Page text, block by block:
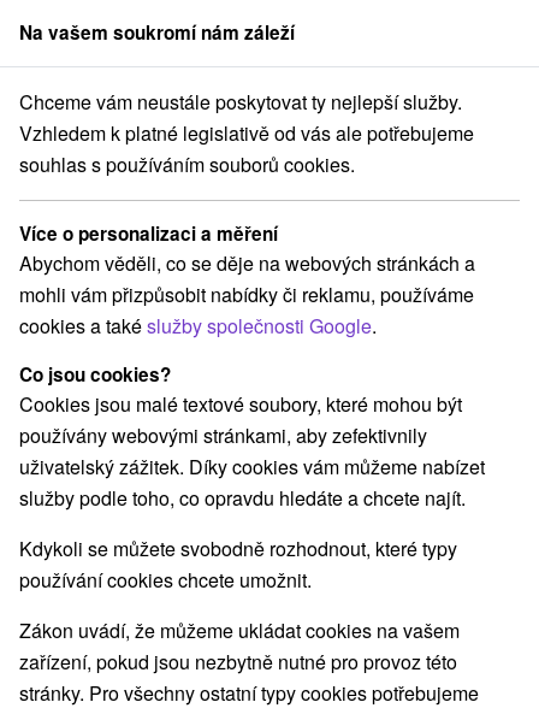
člen skupinySorger
Žilinský kraj Lisková Apartmány Švárny Ružomberok
Apartmány Švárny Ružomberok
Lisková
Rezervace a výběr pobytu
Rezervovat přes booking
Navigovat do místa
O ZAŘÍZENÍ POBYTY VYBAVENÍ
Na vašem soukromí nám záleží
Chceme vám neustále poskytovat ty nejlepší služby.
Vzhledem k platné legislativě od vás ale potřebujeme
souhlas s používáním souborů cookies.
Více o personalizaci a měření
Abychom věděli, co se děje na webových stránkách a
mohli vám přizpůsobit nabídky či reklamu, používáme
cookies a takéslužby společnosti Google.
Co jsou cookies?
Cookies jsou malé textové soubory, které mohou být
používány webovými stránkami, aby zefektivnily
uživatelský zážitek. Díky cookies vám můžeme nabízet
služby podle toho, co opravdu hledáte a chcete najít.
Kdykoli se můžete svobodně rozhodnout, které typy
používání cookies chcete umožnit.
Zákon uvádí, že můžeme ukládat cookies na vašem
zařízení, pokud jsou nezbytně nutné pro provoz této
stránky. Pro všechny ostatní typy cookies potřebujeme